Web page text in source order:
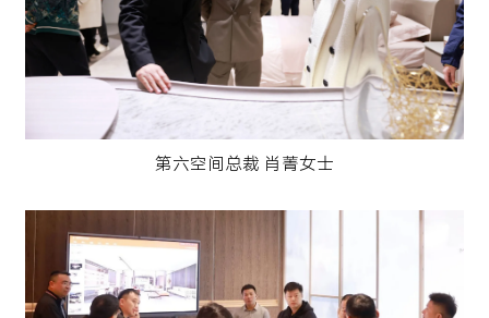
第六空间总裁 肖菁女士